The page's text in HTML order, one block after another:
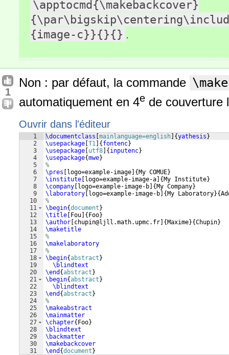
\apptocmd{\makebackcover}
{image-c}}{}{} .
1
Non : par défaut, la commande
automatiquement en 4e de couverture
Ouvrir dans l'éditeur
1
2
3
4
5
6
7
8
9
10
11
12
13
14
15
16
17
18
19
20
21
22
23
24
25
26
27
28
29
30
31
\documentclass mainlanguage=english {yathesis }
\usepackage T1 { fontenc}
\usepackage utf8 { inputenc}
\usepackage{mwe}
%
\pres
logo=example-image { My COMUE}
\institute
logo=example-image-a { My Institute}
\company
logo=example-image-b { My Company}
\laboratory
logo=example-image-b { My Laboratory}{
%
\begin{document }
\title
Fou { Foo}
\author chupin@ljll.math.upmc.fr { Maxime}{Chupin}
\maketitle
%
\makelaboratory
%
\begin{abstract }
\blindtext
\end {abstract }
\begin{abstract }
\blindtext
\end {abstract }
%
\makeabstract
\mainmatter
\chapter{ Foo}
\blindtext
\backmatter
\makebackcover
\end {document }